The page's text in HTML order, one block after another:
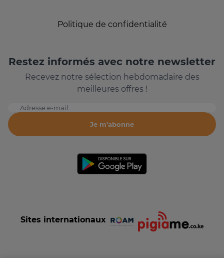
Politique de confidentialité
Restez informés avec notre newsletter
Recevez notre sélection hebdomadaire des
meilleures offres !
Adresse e-mail
Je m'abonne
Sites internationaux